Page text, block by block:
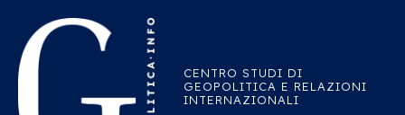
CENTRO STUDI DI
GEOPOLITICA E RELAZIONI
INTERNAZIONALI